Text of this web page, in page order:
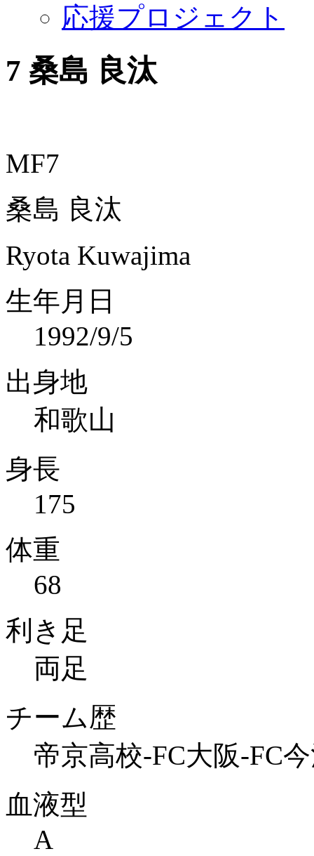
応援プロジェクト
7 桑島 良汰
MF7
桑島 良汰
Ryota Kuwajima
生年月日
1992/9/5
出身地
和歌山
身長
175
体重
68
利き足
両足
チーム歴
帝京高校-FC大阪-FC
血液型
A